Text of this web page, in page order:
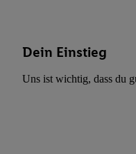
Dein Einstieg
Uns ist wichtig, dass du